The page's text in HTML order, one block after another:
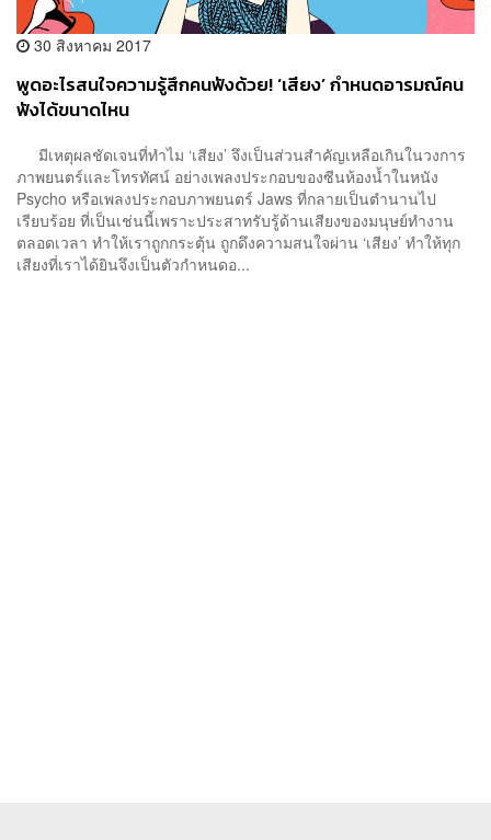
30 สิงหาคม 2017
พูดอะไรสนใจความรู้สึกคนฟังด้วย! ‘เสียง’ กำหนดอารมณ์คน
ฟังได้ขนาดไหน
มีเหตุผลชัดเจนที่ทำไม ‘เสียง’ จึงเป็นส่วนสำคัญเหลือเกินในวงการ
ภาพยนตร์และโทรทัศน์ อย่างเพลงประกอบของซีนห้องน้ำในหนัง
Psycho หรือเพลงประกอบภาพยนตร์ Jaws ที่กลายเป็นตำนานไป
เรียบร้อย ที่เป็นเช่นนี้เพราะประสาทรับรู้ด้านเสียงของมนุษย์ทำงาน
ตลอดเวลา ทำให้เราถูกกระตุ้น ถูกดึงความสนใจผ่าน ‘เสียง’ ทำให้ทุก
เสียงที่เราได้ยินจึงเป็นตัวกำหนดอ...